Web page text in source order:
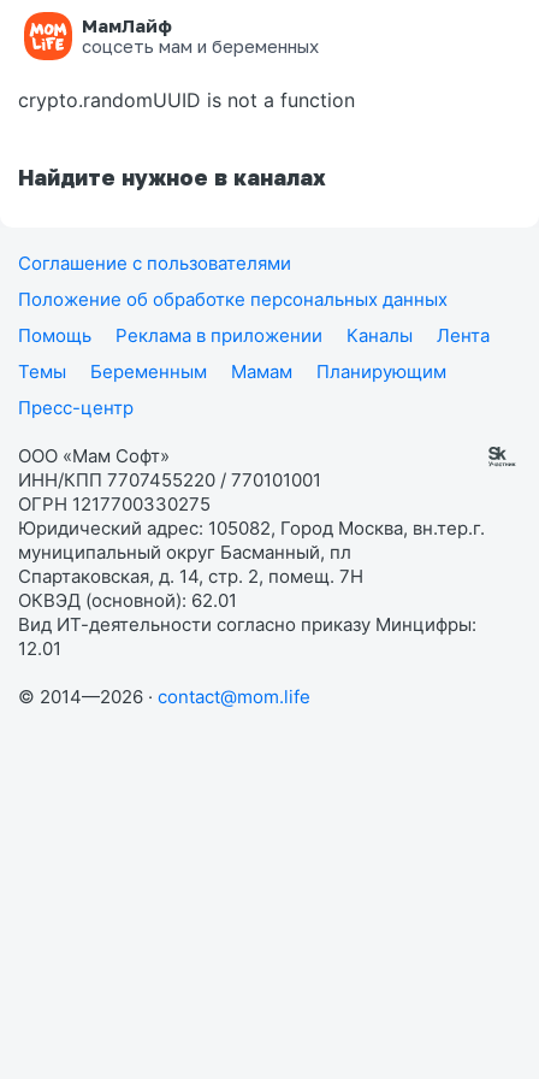
МамЛайф
соцсеть мам и беременных
Ошибка на странице
crypto.randomUUID is not a function
Найдите нужное в каналах
Соглашение с пользователями
Положение об обработке персональных данных
Помощь
Реклама в приложении Каналы
Лента
Темы
Беременным Мамам
Планирующим
Пресс-центр
ООО «Мам Софт»
ИНН/КПП 7707455220 / 770101001
ОГРН 1217700330275
Юридический адрес: 105082, Город Москва, вн.тер.г.
муниципальный округ Басманный, пл
Спартаковская, д. 14, стр. 2, помещ. 7Н
ОКВЭД (основной): 62.01
Вид ИТ-деятельности согласно приказу Минцифры:
12.01
© 2014—2026 · contact@mom.life